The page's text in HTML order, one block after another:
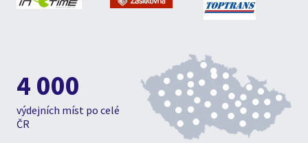
4 000
výdejních míst po celé
ČR